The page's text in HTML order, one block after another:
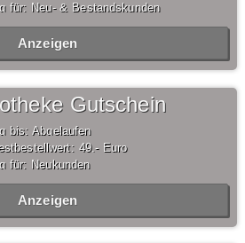
für: Neu- & Bestandskunden
Anzeigen
Gutschein
bis: Abgelaufen
49,- Euro
für: Neukunden
Anzeigen